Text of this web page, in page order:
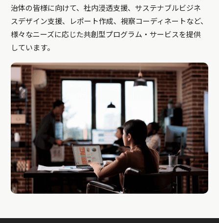
治体の皆様に向けて、社内浸透支援、サステナブルビジネ
スデザイン支援、レポート作成、視察コーディネートなど、
様々なニーズに応じた共創型プログラム・サービスを提供
しています。